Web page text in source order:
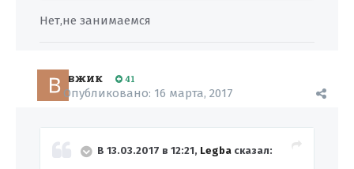
Нет,не занимаемся
вжик 41
Опубликовано: 16 марта, 2017
В 13.03.2017 в 12:21, Legba сказал: